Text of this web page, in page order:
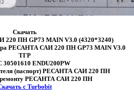
Скачать
ПН GP73 MAIN V3.0 (4320*3240)
РЕСАНТА САИ 220 ПН GP73 MAIN V3.0
ТГР
30501610 ENDU200PW
(паспорт) РЕСАНТА САИ 220 ПН
ремонту РЕСАНТА САИ 220 ПН
с Turbobit